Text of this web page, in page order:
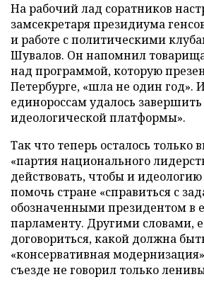
На рабочий лад соратников
замсекретаря президиума
и работе с политическими
Шувалов. Он напомнил
над программой, которую
Петербурге, «шла не один год».
единороссам удалось
идеологической платформы».
Так что теперь осталось только
«партия национального
действовать, чтобы и
помочь стране «справиться с
обозначенными президентом в
парламенту. Другими словами,
договориться, какой должна
«консервативная
съезде не говорил только